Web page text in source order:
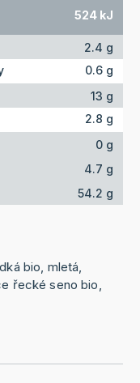
524 kJ
2.4 g
0.6 g
13 g
2.8 g
0 g
4.7 g
54.2 g
bio, mletá,
řecké seno bio,